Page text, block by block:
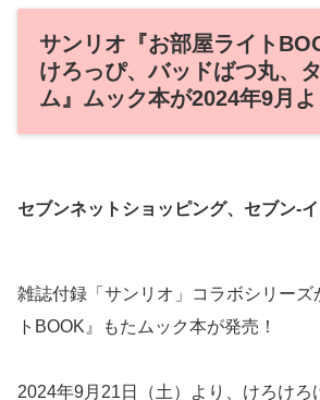
サンリオ『お部屋ライト
けろっぴ、バッドばつ丸、
ム』ムック本が2024年9月よ
セブンネットショッピング、セブン‐
雑誌付録「サンリオ」コラボシリーズ
トBOOK』もたムック本が発売！
2024年9月21日（土）より、けろけろ